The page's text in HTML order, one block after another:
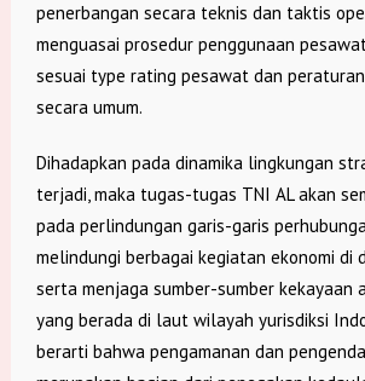
penerbangan secara teknis dan taktis
menguasai prosedur penggunaan
sesuai type rating pesawat dan
secara umum.
Dihadapkan pada dinamika lingkungan
terjadi, maka tugas-tugas TNI AL akan
pada perlindungan garis-garis
melindungi berbagai kegiatan ekonomi
serta menjaga sumber-sumber kekayaan
yang berada di laut wilayah yurisdiksi
berarti bahwa pengamanan dan